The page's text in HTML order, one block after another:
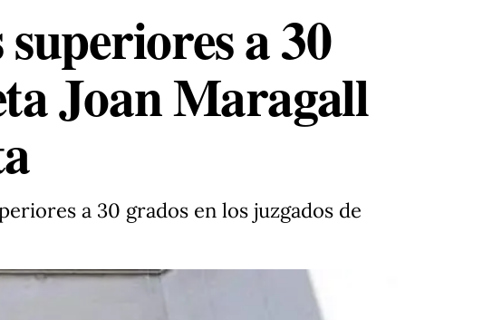
a 30
Joan Maragall
a 30 grados en los juzgados de